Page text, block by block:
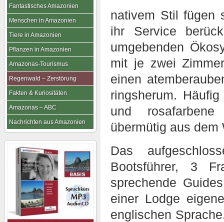
nativem Stil fügen
ihr Service
umgebenden
mit je zwei
einen
ringsherum.
und rosafarbene
übermütig aus dem
Das
Bootsführer, 3
sprechende
einer Lodge
englischen
Fantastisches Amazonien
Menschen in Amazonien
Tiere in Amazonien
Pflanzen in Amazonien
Amazonas-Tourismus
Regenwald – Zerstörung
Fakten & Kuriositäten
Amazonas – ABC
Nachrichten aus Amazonien